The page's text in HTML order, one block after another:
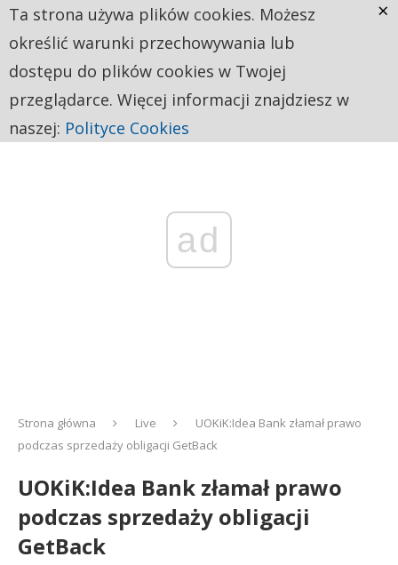
ad
Strona główna Live
UOKiK:Idea Bank złamał prawo
podczas sprzedaży obligacji GetBack
UOKiK:Idea Bank złamał prawo
podczas sprzedaży obligacji
GetBack
Ta strona używa plików cookies. Możesz
określić warunki przechowywania lub
dostępu do plików cookies w Twojej
przeglądarce. Więcej informacji znajdziesz w
naszej: Polityce Cookies
×